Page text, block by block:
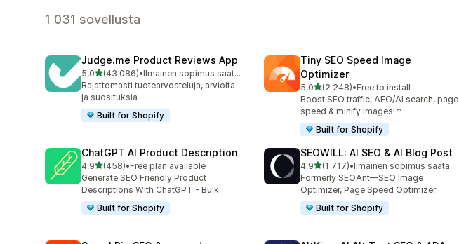
1 031 sovellusta
Judge.me Product Reviews App
5,0/ 5 tähteä
(43 086)
43086 arvostelua yhteensä
•
Ilmainen sopimus saatavilla
Rajattomasti tuotearvosteluja, arvioita
ja suosituksia
Built for Shopify
Tiny SEO Speed Image
Optimizer
5,0/ 5 tähteä
(2 248)
2248 arvostelua yhteensä
•Free to install
Boost SEO traffic, AEO/AI search, page
speed & minify images!↑
Built for Shopify
ChatGPT AI Product Description
4,9/ 5 tähteä
(458)
458 arvostelua yhteensä
•Free plan available
Generate SEO Friendly Product
Descriptions With ChatGPT - Bulk
Built for Shopify
SEOWILL: AI SEO & AI Blog Post
4,9/ 5 tähteä
(1 717)
1717 arvostelua yhteensä
•
Ilmainen sopimus saatavilla
Formerly SEOAnt—SEO Image
Optimizer, Page Speed Optimizer
Built for Shopify